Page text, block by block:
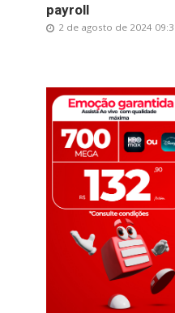
payroll
2 de agosto de 2024